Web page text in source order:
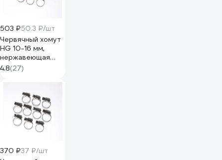
503 ₽50.3 ₽/шт
Червячный хомут
HG 10-16 мм,
нержавеющая
сталь, 10 шт.
4962084
4.8(27)
370 ₽37 ₽/шт